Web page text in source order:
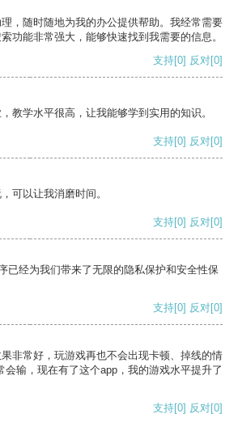
，随时随地为我的办公提供帮助。我经常需要
功能非常强大，能够快速找到我需要的信息。
支持[0] 反对[0]
教学水平很高，让我能够学到实用的知识。
支持[0] 反对[0]
可以让我消磨时间。
支持[0] 反对[0]
已经为我们带来了无限的隐私保护和安全性保
支持[0] 反对[0]
非常好，玩游戏再也不会出现卡顿、掉线的情
会输，现在有了这个app，我的游戏水平提升了
支持[0] 反对[0]